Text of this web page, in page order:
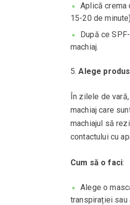
Aplică crema
15-20 de
După ce
machiaj.
Alege
În zilele de
machiaj care
machiajul să
contactului cu
Cum să o faci:
Alege o
transpirației sau